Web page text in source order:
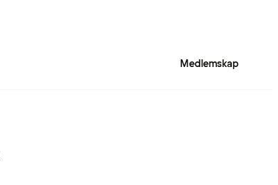
Medlemskap